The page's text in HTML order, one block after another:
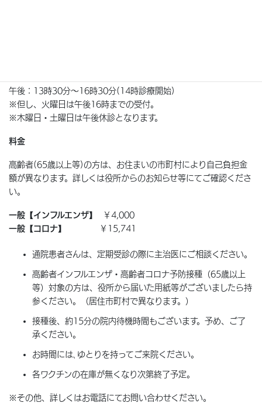
午後：13時30分～16時30分(14時診療開始)
※但し、火曜日は午後16時までの受付。
※木曜日・土曜日は午後休診となります。
料金
高齢者(65歳以上等)の方は、お住まいの市町村により自己負担金
額が異なります。詳しくは役所からのお知らせ等にてご確認くださ
い。
一般【インフルエンザ】
￥4,000
一般【コロナ】
￥15,741
通院患者さんは、定期受診の際に主治医にご相談ください。
高齢者インフルエンザ・高齢者コロナ予防接種（65歳以上
等）対象の方は、役所から届いた用紙等がございましたら持
参ください。（居住市町村で異なります。）
接種後、約15分の院内待機時間もございます。予め、ご了
承ください。
お時間には､ゆとりを持ってご来院ください。
各ワクチンの在庫が無くなり次第終了予定。
※その他、詳しくはお電話にてお問い合わせください。